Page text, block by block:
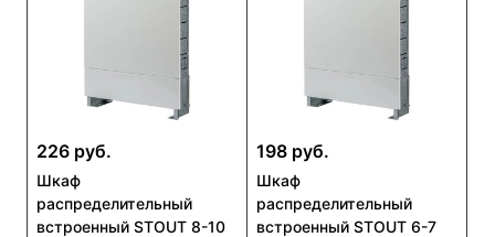
226 руб.
Шкаф
распределительный
встроенный STOUT 8-10
198 руб.
Шкаф
распределительный
встроенный STOUT 6-7